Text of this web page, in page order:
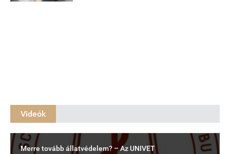
Videók
Merre tovább állatvédelem? – Az UNIVET